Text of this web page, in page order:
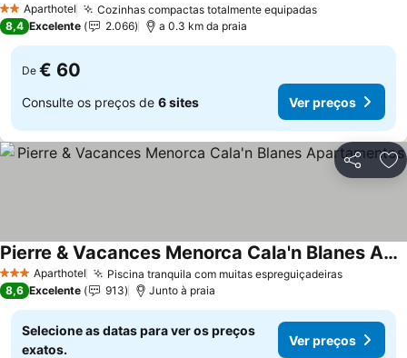
2 EstrelasAparthotel Cozinhas compactas totalmente equipadas
8,4 Excelente 2.066 a 0.3 km da praia
De € 60
Consulte os preços de 6 sites Ver preços
Partilhar
3 EstrelasAparthotel Piscina tranquila com muitas espreguiçadeiras
Pierre & Vacances Menorca Cala'n Blanes Apartamentos
8,6 Excelente 913 Junto à praia
Selecione as datas para ver os preços
exatos.
Ver preços